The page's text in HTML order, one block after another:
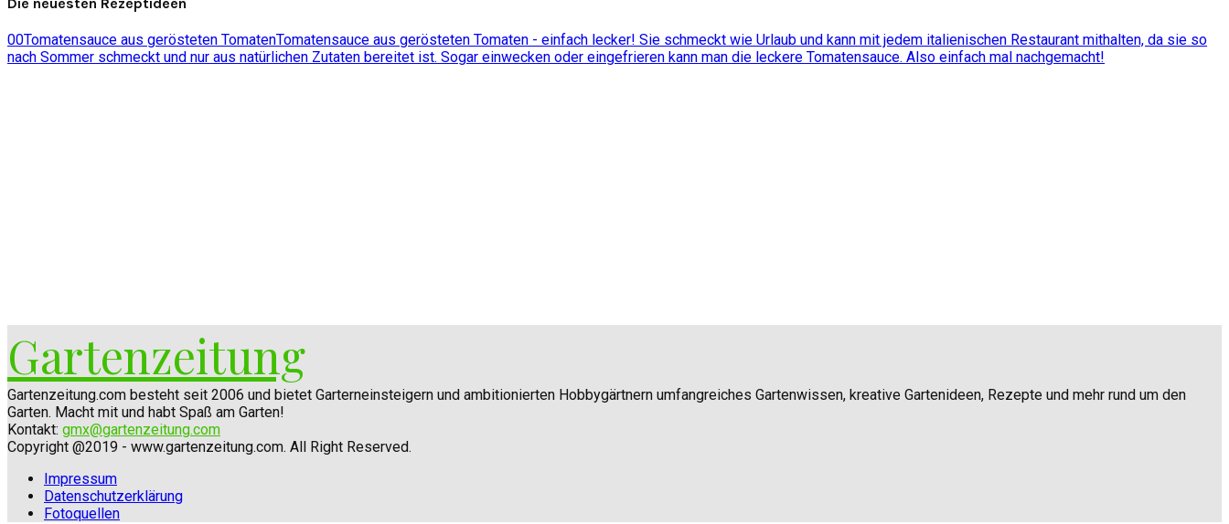
00Tomatensauce aus gerösteten TomatenTomatensauce aus gerösteten Tomaten - einfach lecker! Sie schmeckt wie Urlaub und kann mit jedem italienischen Restaurant mithalten, da sie so
nach Sommer schmeckt und nur aus natürlichen Zutaten bereitet ist. Sogar einwecken oder eingefrieren kann man die leckere Tomatensauce. Also einfach mal nachgemacht!
Gartenzeitung
Gartenzeitung.com besteht seit 2006 und bietet Garterneinsteigern und ambitionierten Hobbygärtnern umfangreiches Gartenwissen, kreative Gartenideen, Rezepte und mehr rund um den
Garten. Macht mit und habt Spaß am Garten!
Kontakt: gmx@gartenzeitung.com
Copyright @2019 - www.gartenzeitung.com. All Right Reserved.
Impressum
Datenschutzerklärung
Fotoquellen